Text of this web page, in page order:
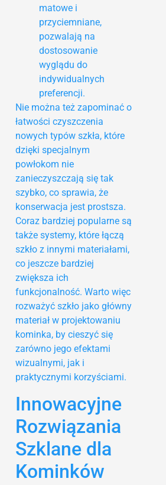
matowe i
przyciemniane,
pozwalają na
dostosowanie
wyglądu do
indywidualnych
preferencji.
Nie można też zapominać o
łatwości czyszczenia
nowych typów szkła, które
dzięki specjalnym
powłokom nie
zanieczyszczają się tak
szybko, co sprawia, że
konserwacja jest prostsza.
Coraz bardziej popularne są
także systemy, które łączą
szkło z innymi materiałami,
co jeszcze bardziej
zwiększa ich
funkcjonalność. Warto więc
rozważyć szkło jako główny
materiał w projektowaniu
kominka, by cieszyć się
zarówno jego efektami
wizualnymi, jak i
praktycznymi korzyściami.
Innowacyjne
Rozwiązania
Szklane dla
Kominków